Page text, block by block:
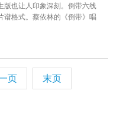
版也让人印象深刻。倒带六线
谱格式。蔡依林的《倒带》唱
页
末页